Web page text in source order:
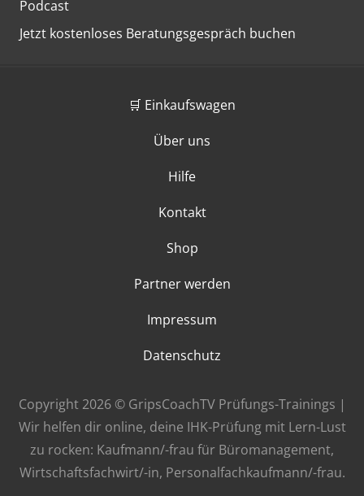
Podcast
Jetzt kostenloses Beratungsgespräch buchen
🛒 Einkaufswagen
Über uns
Hilfe
Kontakt
Shop
Partner werden
Impressum
Datenschutz
Copyright 2026 © GripsCoachTV Prüfungs-Trainings |
Wir helfen dir online, deine IHK-Prüfung mit Lern-Lust
zu rocken: Kaufmann/-frau für Büromanagement,
Wirtschaftsfachwirt/-in, Personalfachkaufmann/-frau.